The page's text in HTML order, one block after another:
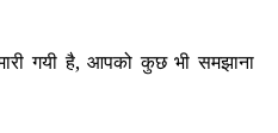
गयी है, आपको कुछ भी समझाना